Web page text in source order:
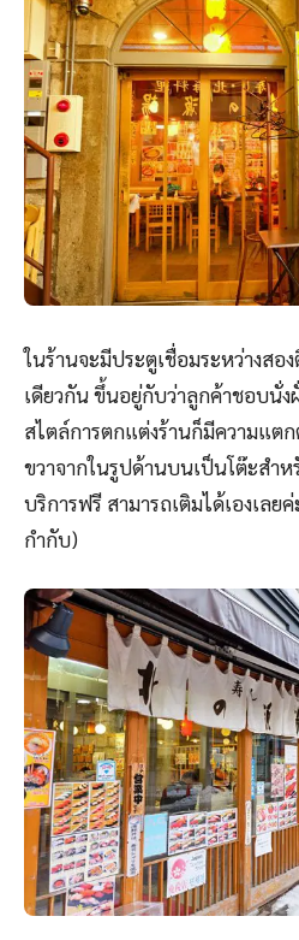
ในร้านจะมีประตูเชื่อมระหว่างสอ
เดียวกัน ขึ้นอยู่กับว่าลูกค้าชอบนั่ง
สไตล์การตกแต่งร้านก็มีความแต
ขวาจากในรูปด้านบนเป็นโต๊ะสำ
บริการฟรี สามารถเติมได้เองเลย
กำกับ)